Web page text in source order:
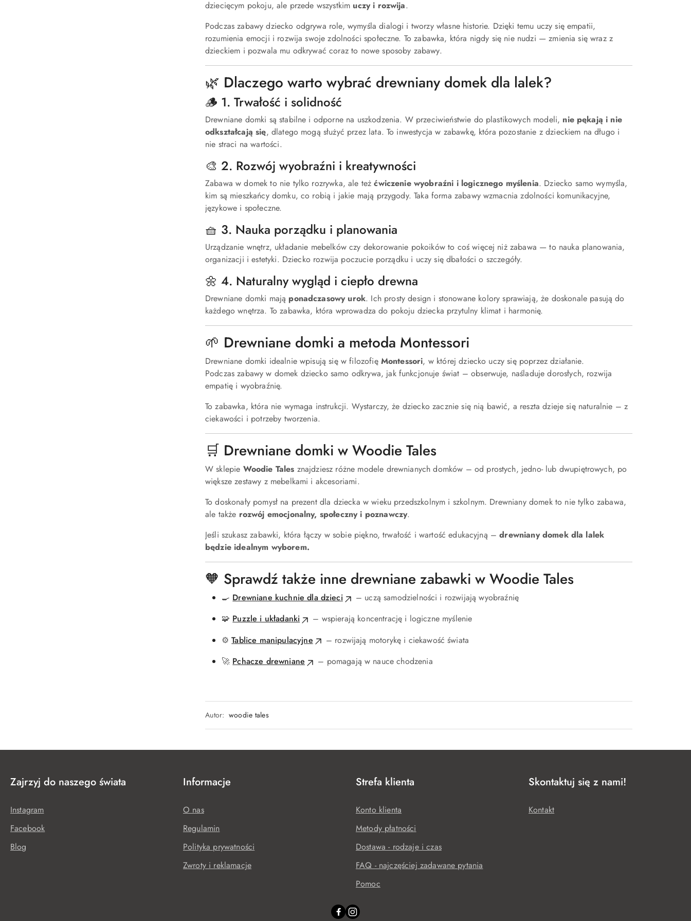
dziecięcym pokoju, ale przede wszystkim uczy i rozwija.
Podczas zabawy dziecko odgrywa role, wymyśla dialogi i tworzy własne historie. Dzięki temu uczy się empatii,
rozumienia emocji i rozwija swoje zdolności społeczne. To zabawka, która nigdy się nie nudzi — zmienia się wraz z
dzieckiem i pozwala mu odkrywać coraz to nowe sposoby zabawy.
🌿 Dlaczego warto wybrać drewniany domek dla lalek?
🪵 1. Trwałość i solidność
Drewniane domki są stabilne i odporne na uszkodzenia. W przeciwieństwie do plastikowych modeli, nie pękają i nie
odkształcają się, dlatego mogą służyć przez lata. To inwestycja w zabawkę, która pozostanie z dzieckiem na długo i
nie straci na wartości.
🎨 2. Rozwój wyobraźni i kreatywności
Zabawa w domek to nie tylko rozrywka, ale teżćwiczenie wyobraźni i logicznego myślenia. Dziecko samo wymyśla,
kim są mieszkańcy domku, co robią i jakie mają przygody. Taka forma zabawy wzmacnia zdolności komunikacyjne,
językowe i społeczne.
🧺 3. Nauka porządku i planowania
Urządzanie wnętrz, układanie mebelków czy dekorowanie pokoików to coś więcej niż zabawa — to nauka planowania,
organizacji i estetyki. Dziecko rozwija poczucie porządku i uczy się dbałości o szczegóły.
🌼 4. Naturalny wygląd i ciepło drewna
Drewniane domki mają ponadczasowy urok. Ich prosty design i stonowane kolory sprawiają, że doskonale pasują do
każdego wnętrza. To zabawka, która wprowadza do pokoju dziecka przytulny klimat i harmonię.
🌱 Drewniane domki a metoda Montessori
Drewniane domki idealnie wpisują się w filozofię Montessori, w której dziecko uczy się poprzez działanie.
Podczas zabawy w domek dziecko samo odkrywa, jak funkcjonuje świat – obserwuje, naśladuje dorosłych, rozwija
empatię i wyobraźnię.
To zabawka, która nie wymaga instrukcji. Wystarczy, że dziecko zacznie się nią bawić, a reszta dzieje się naturalnie – z
ciekawości i potrzeby tworzenia.
🛒 Drewniane domki w Woodie Tales
W sklepie Woodie Tales znajdziesz różne modele drewnianych domków – od prostych, jedno- lub dwupiętrowych, po
większe zestawy z mebelkami i akcesoriami.
To doskonały pomysł na prezent dla dziecka w wieku przedszkolnym i szkolnym. Drewniany domek to nie tylko zabawa,
ale także rozwój emocjonalny, społeczny i poznawczy.
Jeśli szukasz zabawki, która łączy w sobie piękno, trwałość i wartość edukacyjną –drewniany domek dla lalek
będzie idealnym wyborem.
🧡 Sprawdź także inne drewniane zabawki w Woodie Tales
🍳 Drewniane kuchnie dla dzieci
– uczą samodzielności i rozwijają wyobraźnię
🧩 Puzzle i układanki
– wspierają koncentrację i logiczne myślenie
⚙️Tablice manipulacyjne
– rozwijają motorykę i ciekawość świata
🚀 Pchacze drewniane – pomagają w nauce chodzenia
Autor: woodie tales
Zajrzyj do naszego świata
Instagram
Facebook
Blog
Informacje
O nas
Regulamin
Polityka prywatności
Zwroty i reklamacje
Strefa klienta
Konto klienta
Metody płatności
Dostawa - rodzaje i czas
FAQ - najczęściej zadawane pytania
Pomoc
Skontaktuj się z nami!
Kontakt